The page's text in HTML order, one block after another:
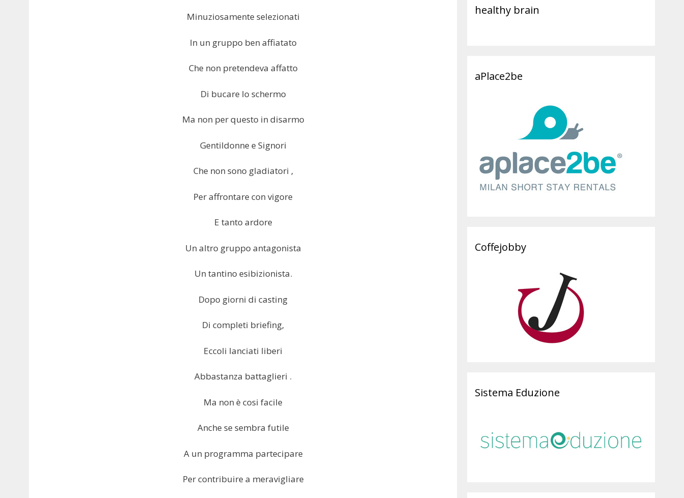
Minuziosamente selezionati
In un gruppo ben affiatato
Che non pretendeva affatto
Di bucare lo schermo
Ma non per questo in disarmo
Gentildonne e Signori
Che non sono gladiatori ,
Per affrontare con vigore
E tanto ardore
Un altro gruppo antagonista
Un tantino esibizionista.
Dopo giorni di casting
Di completi briefing,
Eccoli lanciati liberi
Abbastanza battaglieri .
Ma non è cosi facile
Anche se sembra futile
A un programma partecipare
Per contribuire a meravigliare
healthy brain
aPlace2be
Coffejobby
Sistema Eduzione